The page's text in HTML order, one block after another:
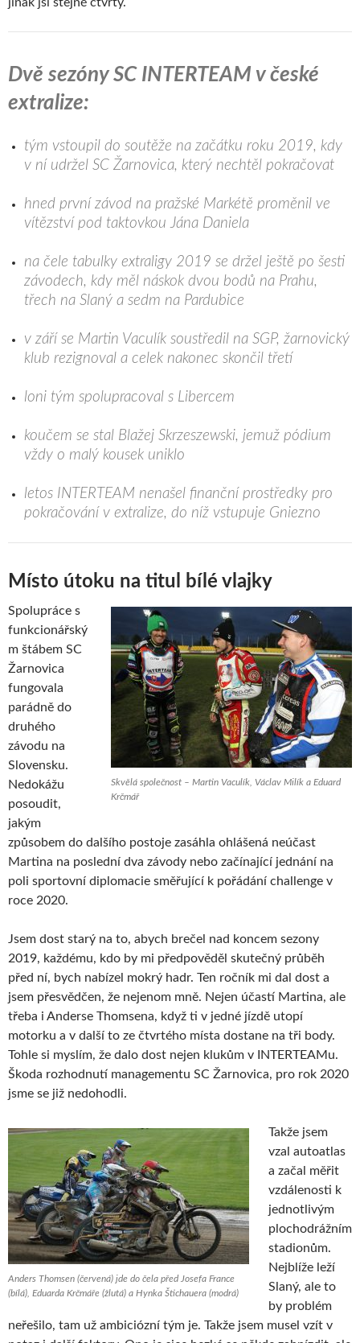
Dvě sezóny SC INTERTEAM v české
extralize:
tým vstoupil do soutěže na začátku roku 2019, kdy
v ní udržel SC Žarnovica, který nechtěl pokračovat
hned první závod na pražské Markétě proměnil ve
vítězství pod taktovkou Jána Daniela
na čele tabulky extraligy 2019 se držel ještě po šesti
závodech, kdy měl náskok dvou bodů na Prahu,
třech na Slaný a sedm na Pardubice
v září se Martin Vaculík soustředil na SGP, žarnovický
klub rezignoval a celek nakonec skončil třetí
loni tým spolupracoval s Libercem
koučem se stal Blažej Skrzeszewski, jemuž pódium
vždy o malý kousek uniklo
letos INTERTEAM nenašel finanční prostředky pro
pokračování v extralize, do níž vstupuje Gniezno
Místo útoku na titul bílé vlajky
Skvělá společnost – Martin Vaculík, Václav Milík a Eduard
Krčmář
Spolupráce s
funkcionářský
m štábem SC
Žarnovica
fungovala
parádně do
druhého
závodu na
Slovensku.
Nedokážu
posoudit,
jakým
způsobem do dalšího postoje zasáhla ohlášená neúčast
Martina na poslední dva závody nebo začínající jednání na
poli sportovní diplomacie směřující k pořádání challenge v
roce 2020.
Jsem dost starý na to, abych brečel nad koncem sezony
2019, každému, kdo by mi předpověděl skutečný průběh
před ní, bych nabízel mokrý hadr. Ten ročník mi dal dost a
jsem přesvědčen, že nejenom mně. Nejen účastí Martina, ale
třeba i Anderse Thomsena, když ti v jedné jízdě utopí
motorku a v další to ze čtvrtého místa dostane na tři body.
Tohle si myslím, že dalo dost nejen klukům v INTERTEAMu.
Škoda rozhodnutí managementu SC Žarnovica, pro rok 2020
jsme se již nedohodli.
Anders Thomsen (červená) jde do čela před Josefa France
(bílá), Eduarda Krčmáře (žlutá) a Hynka Štichauera (modrá)
Takže jsem
vzal autoatlas
a začal měřit
vzdálenosti k
jednotlivým
plochodrážním
stadionům.
Nejblíže leží
Slaný, ale to
by problém
neřešilo, tam už ambiciózní tým je. Takže jsem musel vzít v